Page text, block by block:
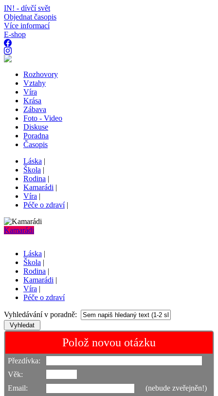
IN! - dívčí svět
Objednat časopis
Více informací
E-shop
Rozhovory
Vztahy
Víra
Krása
Zábava
Foto - Video
Diskuse
Poradna
Časopis
Láska |
Škola |
Rodina |
Kamarádi |
Víra |
Péče o zdraví|
Kamarádi
Láska |
Škola |
Rodina |
Kamarádi |
Víra |
Péče o zdraví
Vyhledávání v poradně:
Polož novou otázku
Přezdívka:
Věk:
Email:
(nebude zveřejněn!)